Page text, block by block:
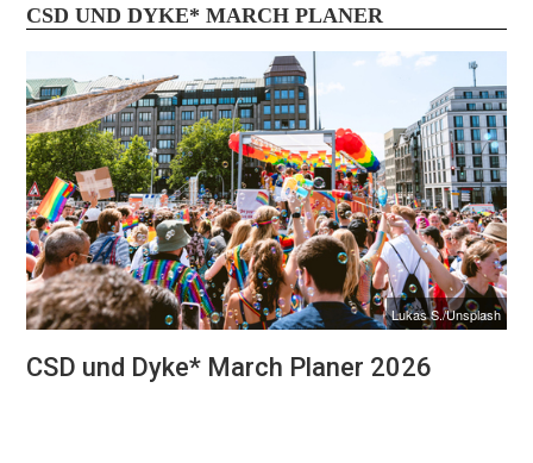
CSD UND DYKE* MARCH PLANER
Lukas S./Unsplash
CSD und Dyke* March Planer 2026